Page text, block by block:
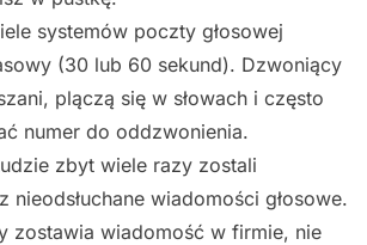
systemów poczty głosowej
(30 lub 60 sekund). Dzwoniący
plączą się w słowach i często
numer do oddzwonienia.
zbyt wiele razy zostali
nieodsłuchane wiadomości głosowe.
zostawia wiadomość w firmie, nie